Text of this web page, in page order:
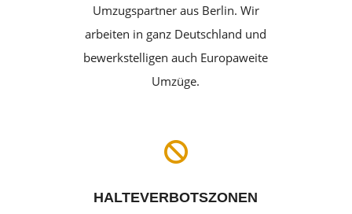
Umzugspartner aus Berlin. Wir
arbeiten in ganz Deutschland und
bewerkstelligen auch Europaweite
Umzüge.

HALTEVERBOTSZONEN